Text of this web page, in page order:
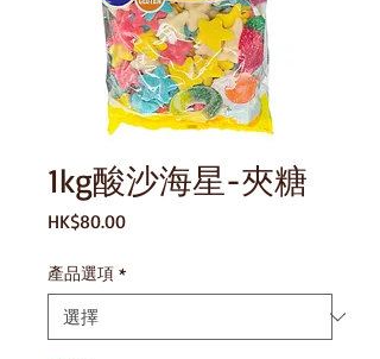
1kg酸沙海星-夾糖
HK$80.00價
產品選項 *